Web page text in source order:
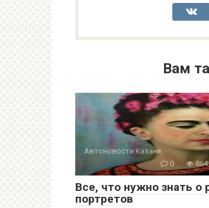
Вам
Автоновости Казани
0
864
Все, что нужно знать о
портретов